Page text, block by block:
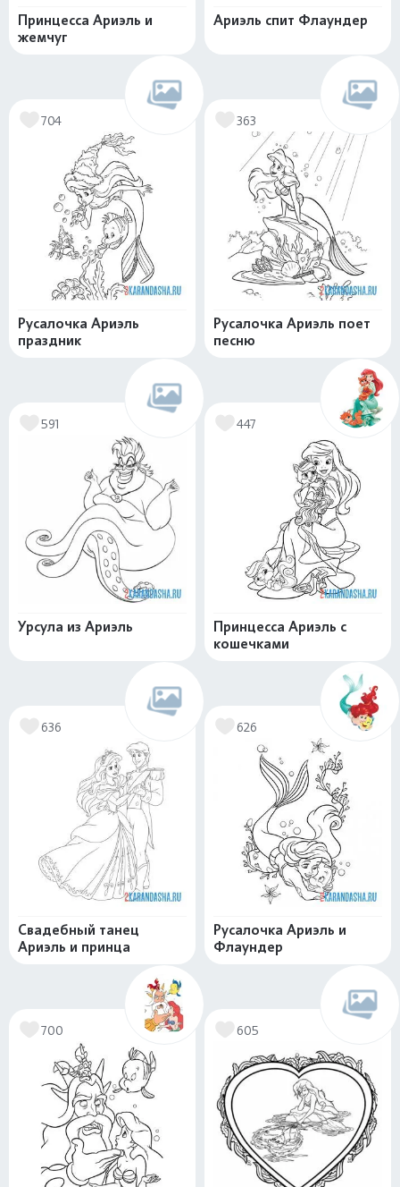
Принцесса Ариэль и
жемчуг
Ариэль спит Флаундер
704
Русалочка Ариэль
праздник
363
Русалочка Ариэль поет
песню
591
Урсула из Ариэль
447
Принцесса Ариэль с
кошечками
636
Свадебный танец
Ариэль и принца
626
Русалочка Ариэль и
Флаундер
700 605